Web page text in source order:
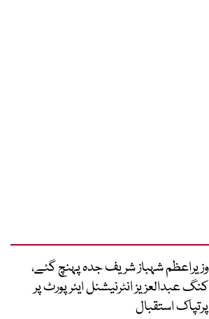
وزیراعظم شہباز شریف جدہ پہنچ گئے،
کنگ عبدالعزیز انٹرنیشنل ایئر پورٹ پر
پرتپاک استقبال